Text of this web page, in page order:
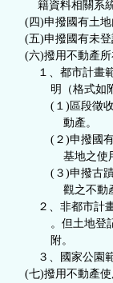
籍資料相關系統
(四)申撥國有土地
(五)申撥國有未登
(六)撥用不動產所
１、都市計畫範
明（格式如附件
(１)區段徵收主
動產。
(２)申撥國有建
基地之使用分
(３)申撥古蹟、
觀之不動產
２、非都市計畫
。但土地登記謄
附。
３、國家公園範
(七)撥用不動產使